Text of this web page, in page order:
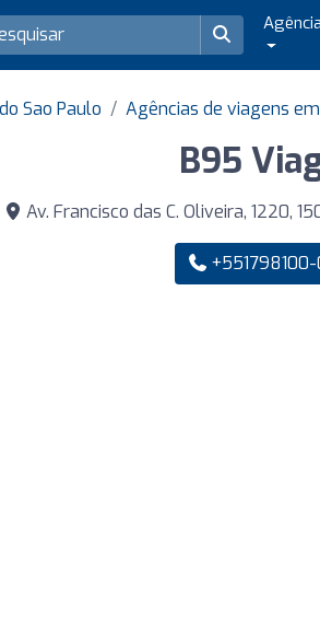
Sao Paulo Agências de viagens
B95
Av. Francisco das C. Oliveira, 1220,